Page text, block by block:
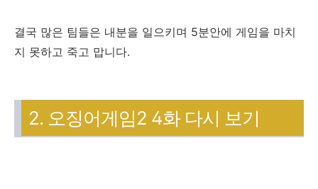
결국 많은 팀들은 내분을 일으키며 5분안에 게임을 마치
지 못하고 죽고 맙니다.
2. 오징어게임2 4화 다시 보기